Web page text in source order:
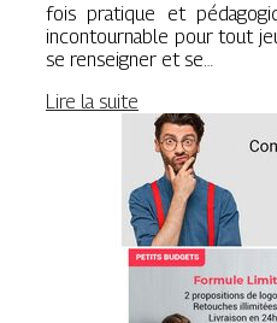
fois pratique et
incontournable pour tout
se renseigner et se…
Lire la suite